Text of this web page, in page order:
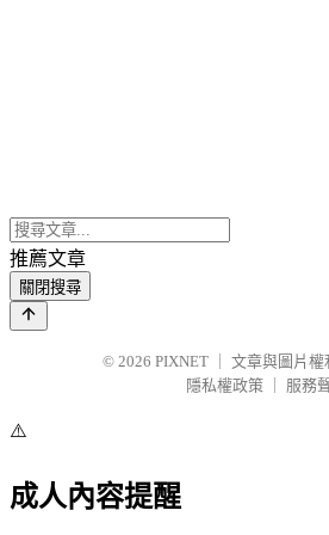
推薦文章
關閉搜尋
© 2026 PIXNET
文章與圖片權
隱私權政策
服務
⚠️
成人內容提醒